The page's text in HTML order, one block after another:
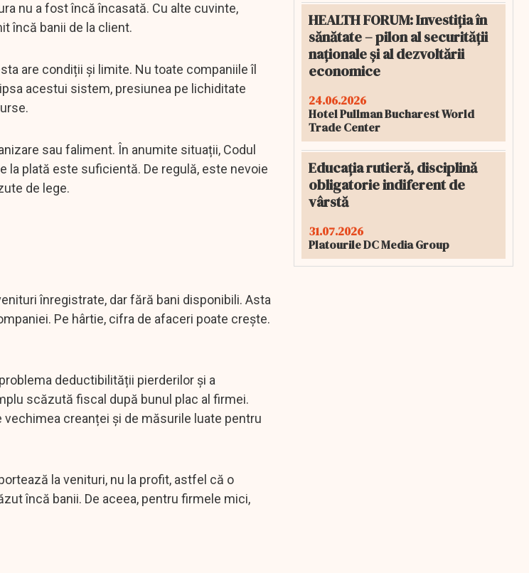
nu a fost încă încasată. Cu alte cuvinte,
încă banii de la client.
are condiții și limite. Nu toate companiile îl
acestui sistem, presiunea pe lichiditate
sau faliment. În anumite situații, Codul
la plată este suficientă. De regulă, este nevoie
de lege.
înregistrate, dar fără bani disponibili. Asta
Pe hârtie, cifra de afaceri poate crește.
deductibilității pierderilor și a
scăzută fiscal după bunul plac al firmei.
creanței și de măsurile luate pentru
la venituri, nu la profit, astfel că o
încă banii. De aceea, pentru firmele mici,
HEALTH FORUM: Investiția în
sănătate – pilon al securității
naționale și al dezvoltării
economice
24.06.2026
Hotel Pullman Bucharest World
Trade Center
Educația rutieră, disciplină
obligatorie indiferent de
vârstă
31.07.2026
Platourile DC Media Group